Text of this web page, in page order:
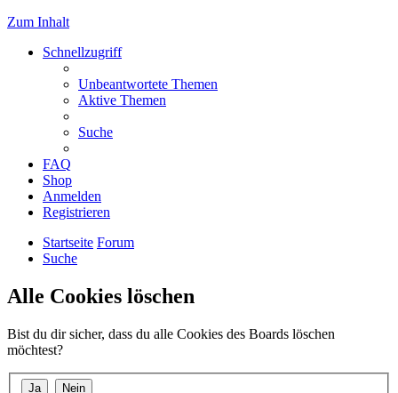
Zum Inhalt
Schnellzugriff
Unbeantwortete Themen
Aktive Themen
Suche
FAQ
Shop
Anmelden
Registrieren
Startseite Forum
Suche
Alle Cookies löschen
Bist du dir sicher, dass du alle Cookies des Boards löschen
möchtest?